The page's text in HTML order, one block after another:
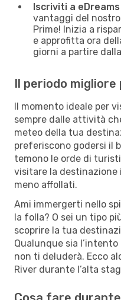
Iscriviti a
vantaggi del
Prime! Inizia a
e approfitta ora
giorni a partire
Il periodo
Il momento ideale per
sempre dalle attività
meteo della tua
preferiscono godersi il
temono le orde di
visitare la
meno affollati.
Ami immergerti nello
la folla? O sei un tipo
scoprire la tua
Qualunque sia
non ti deluderà. Ecco
River durante l’alta